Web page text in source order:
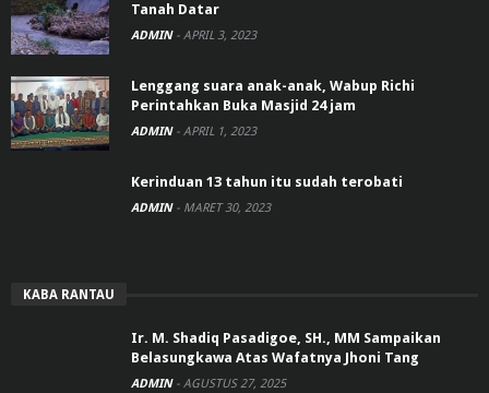
Tanah Datar
ADMIN - APRIL 3, 2023
Lenggang suara anak-anak, Wabup Richi
Perintahkan Buka Masjid 24 jam
ADMIN - APRIL 1, 2023
Kerinduan 13 tahun itu sudah terobati
ADMIN - MARET 30, 2023
KABA RANTAU
Ir. M. Shadiq Pasadigoe, SH., MM Sampaikan
Belasungkawa Atas Wafatnya Jhoni Tang
ADMIN - AGUSTUS 27, 2025